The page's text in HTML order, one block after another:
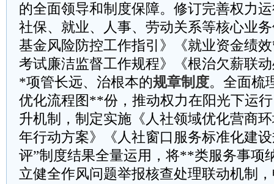
的全面领导和制度保障。修订完善权力
社保、就业、人事、劳动关系等核心业
基金风险防控工作指引》《就业资金绩
考试廉洁监督工作规程》《根治欠薪联
*项管长远、治根本的规章制度。全面梳
优化流程图**份，推动权力在阳光下运
升机制，制定实施《人社领域优化营商
年行动方案》《人社窗口服务标准化建
评”制度结果全量运用，将**类服务事项
立健全作风问题举报核查处理联动机制